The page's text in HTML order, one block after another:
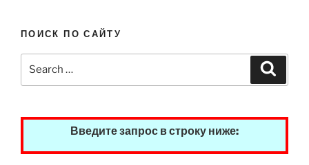
ПОИСК ПО САЙТУ
Введите запрос в строку ниже: